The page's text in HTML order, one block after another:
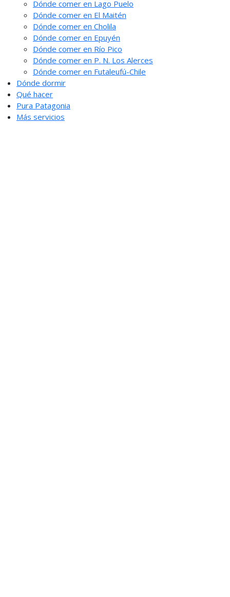
Dónde comer en Lago Puelo
Dónde comer en El Maitén
Dónde comer en Cholila
Dónde comer en Epuyén
Dónde comer en Río Pico
Dónde comer en P. N. Los Alerces
Dónde comer en Futaleufú-Chile
Dónde dormir
Qué hacer
Pura Patagonia
Más servicios